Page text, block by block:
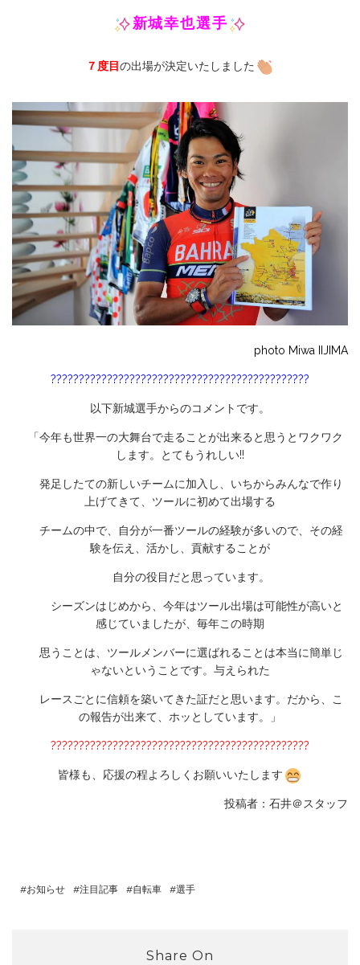
新城幸也選手
７度目の出場が決定いたしました
photo Miwa IIJIMA
??????????????????????????????????????????????
以下新城選手からのコメントです。
「今年も世界一の大舞台で走ることが出来ると思うとワクワク
します。とてもうれしい!!
発足したての新しいチームに加入し、いちからみんなで作り
上げてきて、ツールに初めて出場する
チームの中で、自分が一番ツールの経験が多いので、その経
験を伝え、活かし、貢献することが
自分の役目だと思っています。
シーズンはじめから、今年はツール出場は可能性が高いと
感じていましたが、毎年この時期
思うことは、ツールメンバーに選ばれることは本当に簡単じ
ゃないということです。与えられた
レースごとに信頼を築いてきた証だと思います。だから、こ
の報告が出来て、ホッとしています。」
??????????????????????????????????????????????
皆様も、応援の程よろしくお願いいたします
投稿者：石井＠スタッフ
お知らせ 注目記事 自転車 選手
Share On